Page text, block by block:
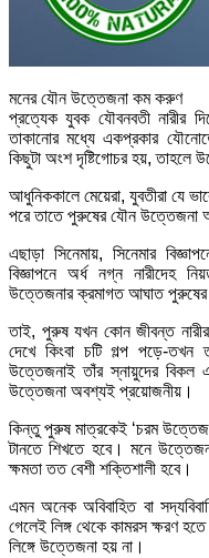
মনের যৌন উত্তেজনা কম করুণ
প্রত্যেক যুবক যৌবনবতী নারীর
তাকানোর মধ্যে একপ্রকার
কিছুটা অংশ দৃষ্টিগোচর হয়, তাহলে
আধুনিককালে মেয়েরা, যুবতীরা যে
পরে তাতে পুরুষের যৌন উত্তেজনা
এছাড়া সিনেমায়, সিনেমার
বিজ্ঞাপনে অর্ধ নগ্ন নারীদেহ
উত্তেজনার ক্রমাগত আঘাত
তাই, পুরুষ যখন কোন জীবন্ত নারীর
দেখে কিংবা চটি গল্প পড়ে-
উত্তেজনাই তাঁর স্নায়ুদের বিকল
উত্তেজনা অবশ্যই প্রয়োজনীয়।
কিন্তু পুরুষ মাত্রকেই ‘চরম
টানতে শিখতে হবে। মনে
ক্ষমতা তত বেশী শক্তিশালী হবে।
এমন অনেক অবিবাহিত বা
গেলেই লিঙ্গ থেকে কামরস ক্ষরণ
লিঙ্গে উত্তেজনা হয় না।